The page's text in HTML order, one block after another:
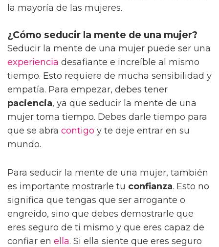
la mayoría de las mujeres.
¿Cómo seducir la mente de una mujer?
Seducir la mente de una mujer puede ser una
experiencia desafiante e increíble al mismo
tiempo. Esto requiere de mucha sensibilidad y
empatía. Para empezar, debes tener
paciencia, ya que seducir la mente de una
mujer toma tiempo. Debes darle tiempo para
que se abra contigo y te deje entrar en su
mundo.
Para seducir la mente de una mujer, también
es importante mostrarle tu confianza. Esto no
significa que tengas que ser arrogante o
engreído, sino que debes demostrarle que
eres seguro de ti mismo y que eres capaz de
confiar en ella. Si ella siente que eres seguro